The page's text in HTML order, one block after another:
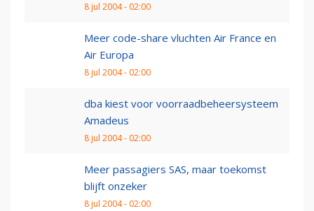
8 jul 2004 - 02:00
Meer code-share vluchten Air France en
Air Europa
8 jul 2004 - 02:00
dba kiest voor voorraadbeheersysteem
Amadeus
8 jul 2004 - 02:00
Meer passagiers SAS, maar toekomst
blijft onzeker
8 jul 2004 - 02:00